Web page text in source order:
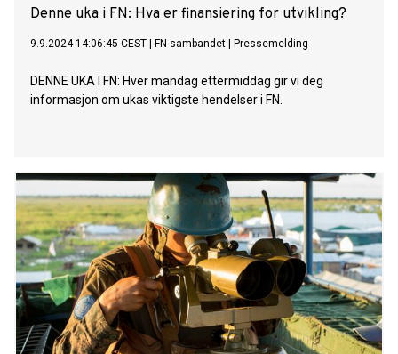
Denne uka i FN: Hva er finansiering for utvikling?
9.9.2024 14:06:45 CEST FN-sambandet Pressemelding
DENNE UKA I FN: Hver mandag ettermiddag gir vi deg
informasjon om ukas viktigste hendelser i FN.